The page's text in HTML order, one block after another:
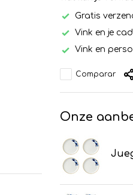
Gratis
Vink en je
Vink en
Comparar
Onze